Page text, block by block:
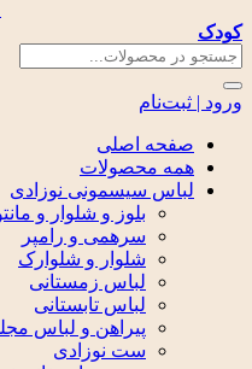
کودک
ورود | ثبت‌نام
صفحه اصلی
همه محصولات
لباس سیسمونی نوزادی
بلوز و شلوار و
سرهمی و رامپر
شلوار و شلوارک
لباس زمستانی
لباس تابستانی
پیراهن و لباس
ست نوزادی